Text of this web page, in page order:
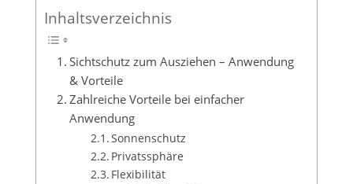
Inhaltsverzeichnis
Sichtschutz zum Ausziehen – Anwendung
& Vorteile
Zahlreiche Vorteile bei einfacher
Anwendung
Sonnenschutz
Privatssphäre
Flexibilität